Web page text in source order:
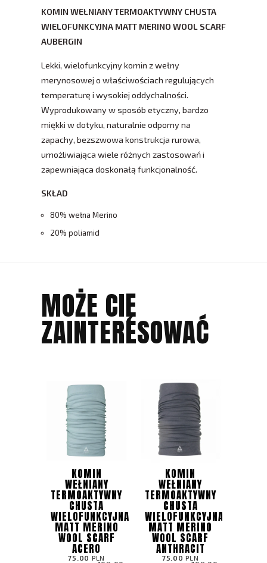
KOMIN WEŁNIANY TERMOAKTYWNY CHUSTA
WIELOFUNKCYJNA MATT MERINO WOOL SCARF
AUBERGIN
Lekki, wielofunkcyjny komin z wełny
merynosowej o właściwościach regulujących
temperaturę i wysokiej oddychalności.
Wyprodukowany w sposób etyczny, bardzo
miękki w dotyku, naturalnie odporny na
zapachy, bezszwowa konstrukcja rurowa,
umożliwiająca wiele różnych zastosowań i
zapewniająca doskonałą funkcjonalność.
SKŁAD
80% wełna Merino
20% poliamid
MOŻE CIĘ
ZAINTERESOWAĆ
KOMIN
WEŁNIANY
TERMOAKTYWNY
CHUSTA
WIELOFUNKCYJNA
MATT MERINO
WOOL SCARF
ACERO
75.00 PLN
KOMIN
WEŁNIANY
TERMOAKTYWNY
CHUSTA
WIELOFUNKCYJNA
MATT MERINO
WOOL SCARF
ANTHRACIT
75.00 PLN